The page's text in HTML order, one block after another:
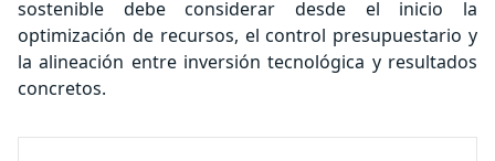
sostenible debe considerar desde el inicio la
optimización de recursos, el control presupuestario y
la alineación entre inversión tecnológica y resultados
concretos.